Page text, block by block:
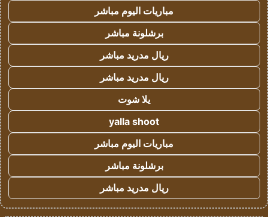
مباريات اليوم مباشر
برشلونة مباشر
ريال مدريد مباشر
ريال مدريد مباشر
يلا شوت
yalla shoot
مباريات اليوم مباشر
برشلونة مباشر
ريال مدريد مباشر